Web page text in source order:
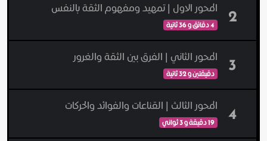
2 المحور الاول | تمهيد ومفهوم الثقة بالنفس
4 دقائق و 36 ثانية
3 المحور الثاني | الفرق بين الثقة والغرور
دقيقتين و 32 ثانية
4 المحور الثالث | القناعات والفوائد والحركات
19 دقيقة و 3 ثواني